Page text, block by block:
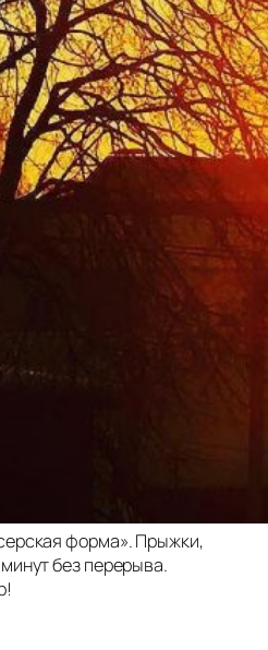
форма». Прыжки,
без перерыва.